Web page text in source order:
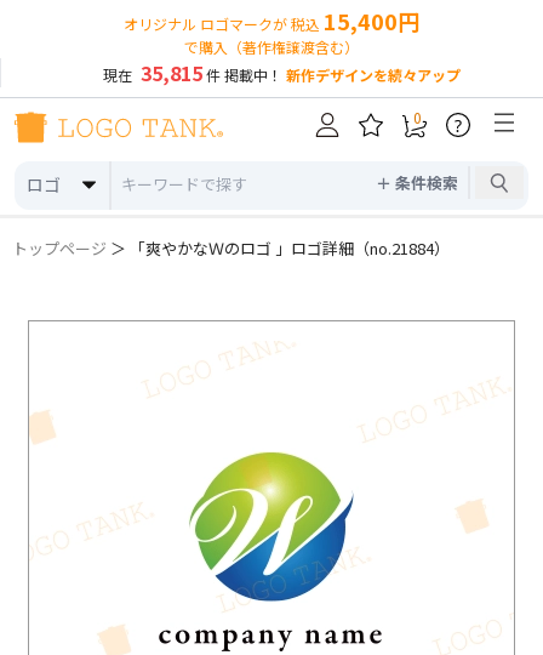
オリジナル ロゴマークが 税込 15,400円
で購入（著作権譲渡含む）
現在 35,815件 掲載中！ 新作デザインを続々アップ
ロゴ ＋ 条件検索
0 ?
トップページ ＞ 「爽やかなＷのロゴ 」ロゴ詳細（no.21884）